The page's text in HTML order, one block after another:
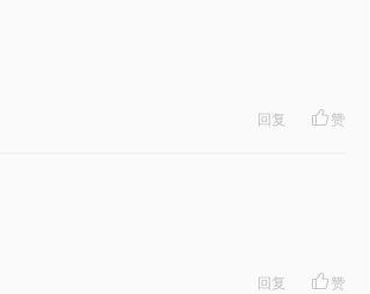
回复 赞
回复 赞